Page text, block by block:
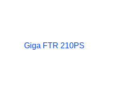
Giga FTR 210PS